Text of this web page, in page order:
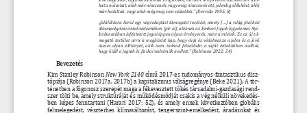
kat a másokat, akik már nincsenek, vagy még nincsenek ott, jelenleg élőkként, akik
már halottak, vagy akik még meg sem születtek.” (Derrida 1995: 8)
„felállításra kerül egy végrehajtást támogató testület, amely [...] a világ jövő beli
állampolgárai érdekvédelmében [jár el], akiknek az Emberi Jogok Egyetemes Nyi
latkozatában lefektetett jogai éppen olyan érvényesek, mint a mieink. Ez az új tá-
mogató testület arra is megbízást kap, hogy óvja és védelmezze a jelen és a jövő
összes olyan élőlényét, akik nem tudnak felszólalni a saját érdekükben azáltal,
hogy kiáll a jogaik és fizikai védelmük mellett.” (Robinson 2022: 24)
Bevezetés
Kim Stanley Robinson New York 2140 című 2017-es tudományos-fantasztikus disz-
tópiája (Robinson 2017a, 2017b) a kapitalizmus válságregénye (Beke 2021). A tör-
ténetben a főgonosz szerepét maga a fékevesztett tőkés társadalmi-gazdasági rend-
szer tölti be, amely struktúráját és működésmódját csakis a vég nélküli növekedés-
ben képes fenntartani (Harari 2017: 52), és amely ennek következtében globális
felmelegedést, vészterhes klímaváltozást, tengerszint-emelkedést, áradásokat és